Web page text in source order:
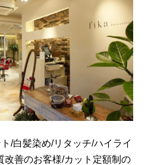
/白髪染め/リタッチ/ハイライ
改善のお客様/カット定額制の